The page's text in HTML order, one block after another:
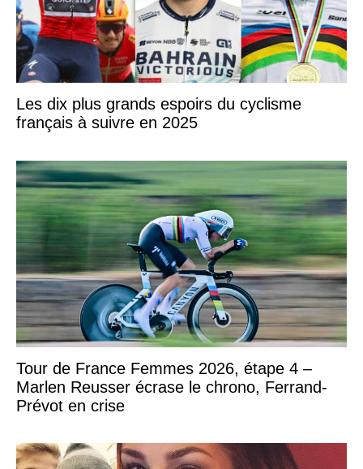
Les dix plus grands espoirs du cyclisme
français à suivre en 2025
Tour de France Femmes 2026, étape 4 –
Marlen Reusser écrase le chrono, Ferrand-
Prévot en crise